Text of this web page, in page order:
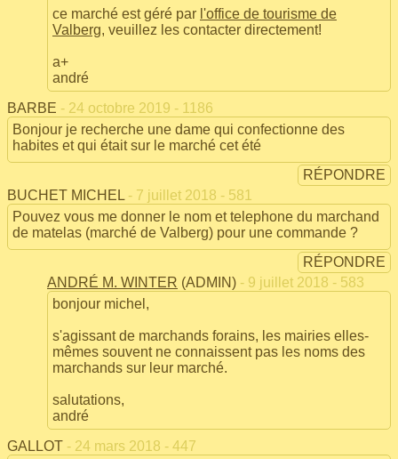
ce marché est géré par l'office de tourisme de
Valberg, veuillez les contacter directement!
a+
andré
BARBE - 24 octobre 2019 - 1186
Bonjour je recherche une dame qui confectionne des
habites et qui était sur le marché cet été
RÉPONDRE
BUCHET MICHEL - 7 juillet 2018 - 581
Pouvez vous me donner le nom et telephone du marchand
de matelas (marché de Valberg) pour une commande ?
RÉPONDRE
ANDRÉ M. WINTER (ADMIN) - 9 juillet 2018 - 583
bonjour michel,
s'agissant de marchands forains, les mairies elles-
mêmes souvent ne connaissent pas les noms des
marchands sur leur marché.
salutations,
andré
GALLOT - 24 mars 2018 - 447